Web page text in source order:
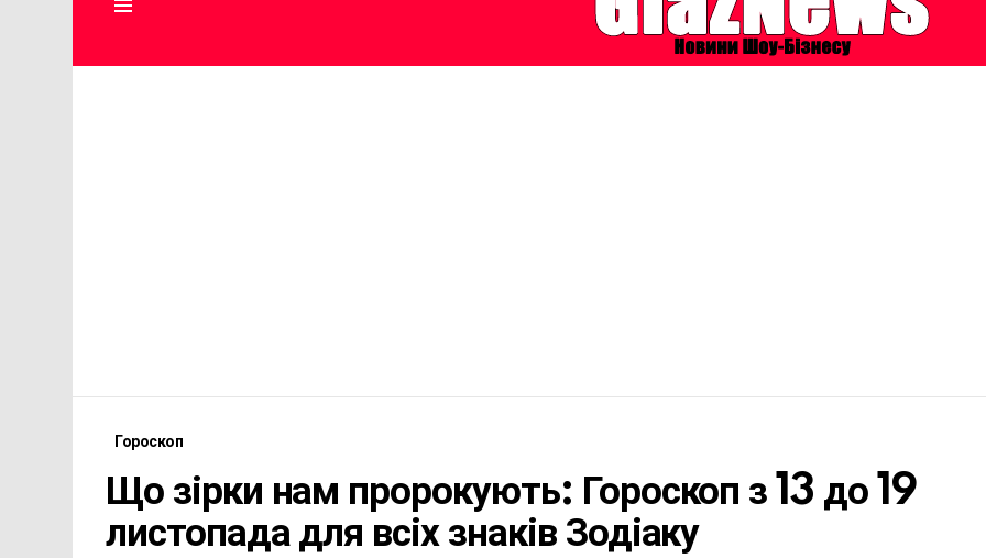
Гороскоп
Що зірки нам пророкують: Гороскоп з 13 до 19
листопада для всіх знаків Зодіаку